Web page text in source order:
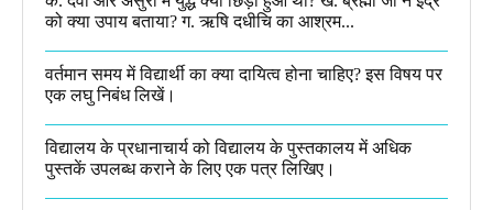
को क्या उपाय बताया? ग. ऋषि दधीचि का आश्रम...
वर्तमान समय में विद्यार्थी का क्या दायित्व होना चाहिए? इस विषय पर
एक लघु निबंध लिखें।
विद्यालय के प्रधानाचार्य को विद्यालय के पुस्तकालय में अधिक
पुस्तकें उपलब्ध कराने के लिए एक पत्र लिखिए।